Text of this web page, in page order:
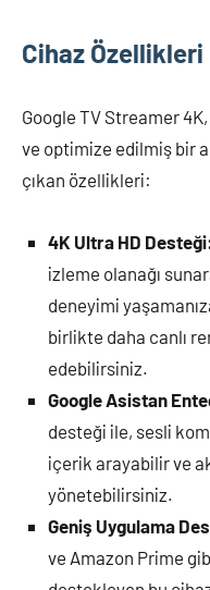
Cihaz Özellikleri
Google TV Streamer
ve optimize edilmiş bir
çıkan özellikleri:
4K Ultra HD
izleme olanağı
deneyimi
birlikte daha canlı
edebilirsiniz.
Google Asistan
desteği ile, sesli
içerik arayabilir ve
yönetebilirsiniz.
Geniş Uygulama
ve Amazon Prime